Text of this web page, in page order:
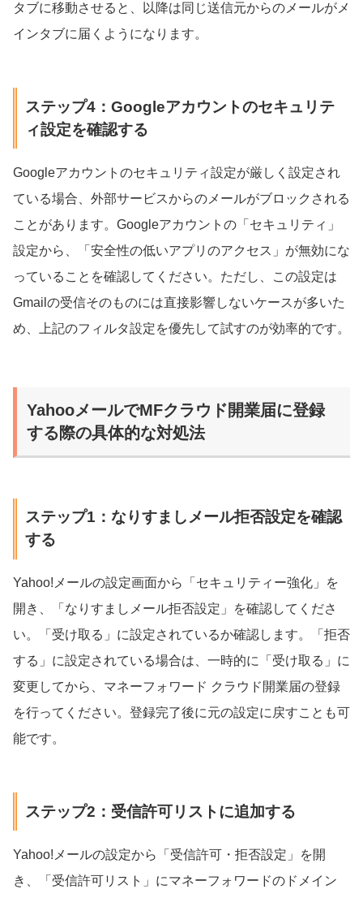
タブに移動させると、以降は同じ送信元からのメールがメ
インタブに届くようになります。
ステップ4：Googleアカウントのセキュリテ
ィ設定を確認する
Googleアカウントのセキュリティ設定が厳しく設定され
ている場合、外部サービスからのメールがブロックされる
ことがあります。Googleアカウントの「セキュリティ」
設定から、「安全性の低いアプリのアクセス」が無効にな
っていることを確認してください。ただし、この設定は
Gmailの受信そのものには直接影響しないケースが多いた
め、上記のフィルタ設定を優先して試すのが効率的です。
YahooメールでMFクラウド開業届に登録
する際の具体的な対処法
ステップ1：なりすましメール拒否設定を確認
する
Yahoo!メールの設定画面から「セキュリティー強化」を
開き、「なりすましメール拒否設定」を確認してくださ
い。「受け取る」に設定されているか確認します。「拒否
する」に設定されている場合は、一時的に「受け取る」に
変更してから、マネーフォワード クラウド開業届の登録
を行ってください。登録完了後に元の設定に戻すことも可
能です。
ステップ2：受信許可リストに追加する
Yahoo!メールの設定から「受信許可・拒否設定」を開
き、「受信許可リスト」にマネーフォワードのドメイン